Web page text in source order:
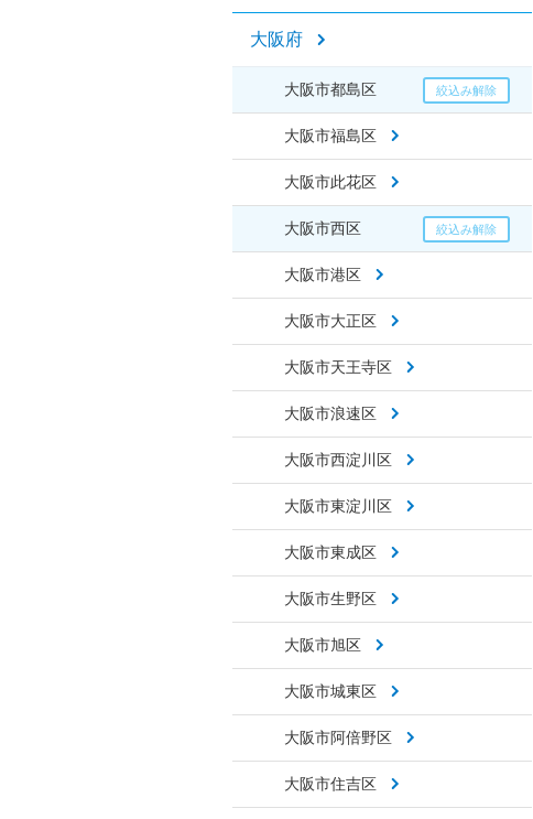
大阪府
大阪市都島区
大阪市福島区
大阪市此花区
大阪市西区
大阪市港区
大阪市大正区
大阪市天王寺区
大阪市浪速区
大阪市西淀川区
大阪市東淀川区
大阪市東成区
大阪市生野区
大阪市旭区
大阪市城東区
大阪市阿倍野区
大阪市住吉区